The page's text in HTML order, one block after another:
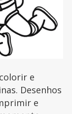
e
Desenhos
e